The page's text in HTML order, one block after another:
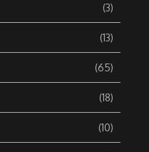
(3)
(13)
(65)
(18)
(10)